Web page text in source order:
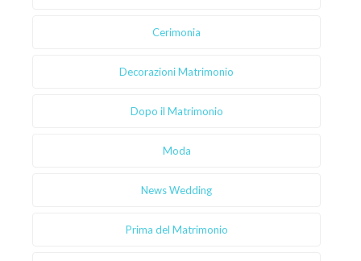
Cerimonia
Decorazioni Matrimonio
Dopo il Matrimonio
Moda
News Wedding
Prima del Matrimonio